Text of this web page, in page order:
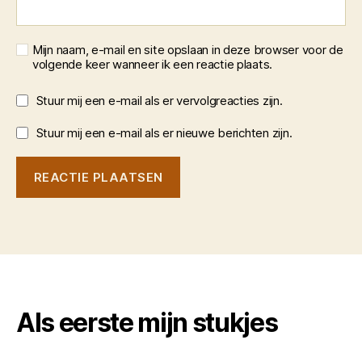
Mijn naam, e-mail en site opslaan in deze browser voor de
volgende keer wanneer ik een reactie plaats.
Stuur mij een e-mail als er vervolgreacties zijn.
Stuur mij een e-mail als er nieuwe berichten zijn.
Als eerste mijn stukjes